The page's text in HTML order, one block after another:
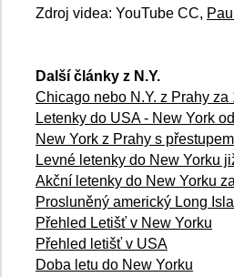
Zdroj videa: YouTube CC,
Další články z N.Y.
Chicago nebo N.Y. z Prahy za
Letenky do USA - New York
New York z Prahy s
Levné letenky do New Yorku
Akční letenky do New Yorku
Prosluněný americký Long
Přehled Letišť v New Yorku
Přehled letišť v USA
Doba letu do New Yorku